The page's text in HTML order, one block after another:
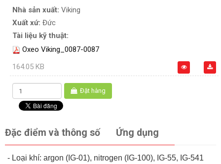
Nhà sản xuất: Viking
Xuất xứ: Đức
Tài liệu kỹ thuật:
Oxeo Viking_0087-0087
164.05 KB
Đặt hàng
Đặc điểm và thông số Ứng dụng
- Loại khí: argon (IG-01), nitrogen (IG-100), IG-55, IG-541